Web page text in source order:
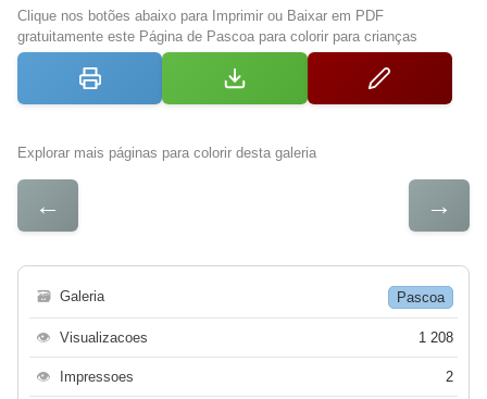
Clique nos botões abaixo para Imprimir ou Baixar em PDF
gratuitamente este Página de Pascoa para colorir para crianças
Explorar mais páginas para colorir desta galeria
← →
🗃 Galeria Pascoa
👁 Visualizacoes 1 208
👁 Impressoes 2